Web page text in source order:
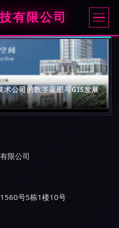
有限公司
公司的数字蓝图与GIS发展
限公司
号5栋1楼10号